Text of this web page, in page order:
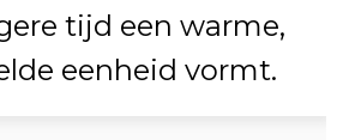
tijd een warme,
eenheid vormt.